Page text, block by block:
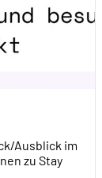
Ausblick im
zu Stay